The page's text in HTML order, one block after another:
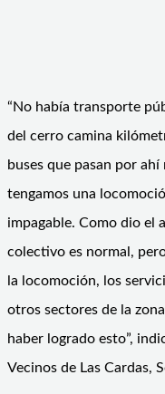
“No había transporte
del cerro camina
buses que pasan por
tengamos una
impagable. Como dio el
colectivo es normal,
la locomoción, los
otros sectores de la
haber logrado esto”,
Vecinos de Las Cardas,